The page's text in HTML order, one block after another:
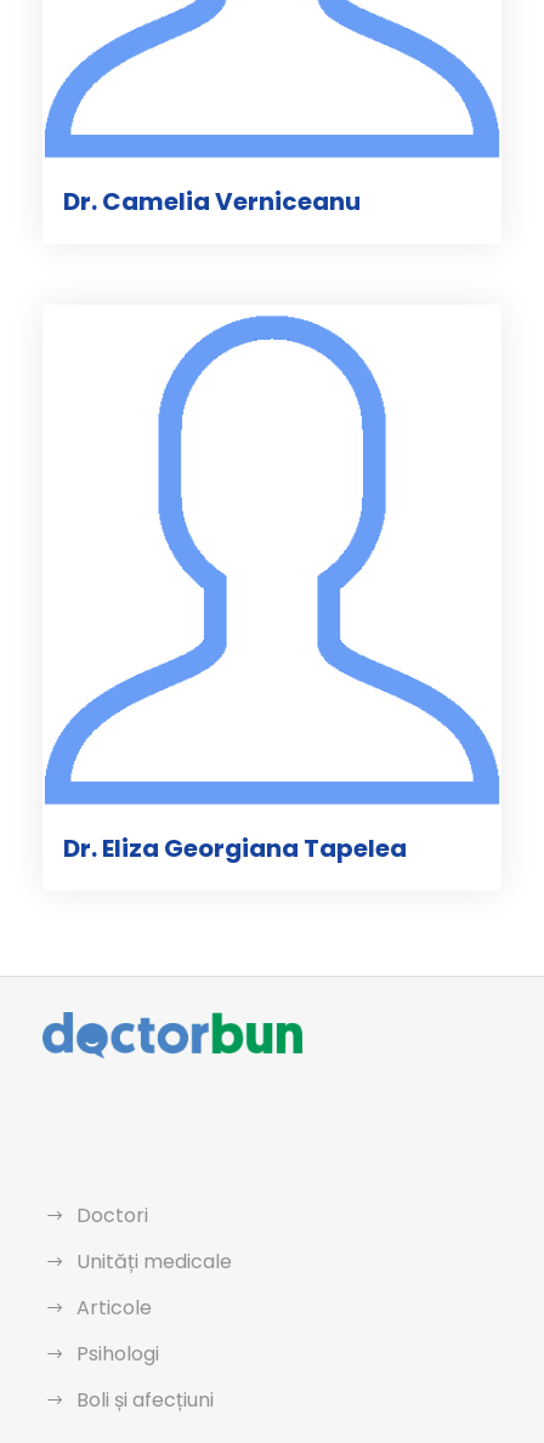
Dr. Camelia Verniceanu
Dr. Eliza Georgiana Tapelea
Doctori
Unități medicale
Articole
Psihologi
Boli și afecțiuni